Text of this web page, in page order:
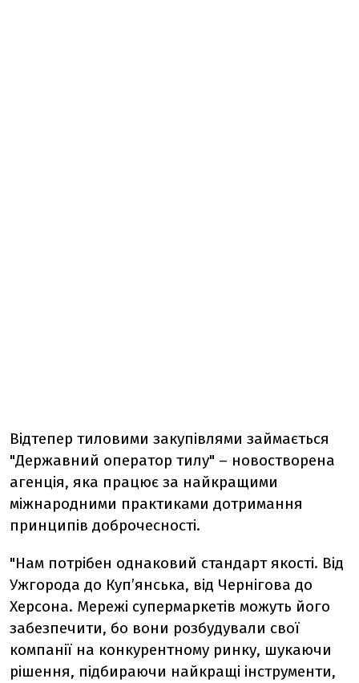
Відтепер тиловими закупівлями займається
"Державний оператор тилу" – новостворена
агенція, яка працює за найкращими
міжнародними практиками дотримання
принципів доброчесності.
"Нам потрібен однаковий стандарт якості. Від
Ужгорода до Купʼянська, від Чернігова до
Херсона. Мережі супермаркетів можуть його
забезпечити, бо вони розбудували свої
компанії на конкурентному ринку, шукаючи
рішення, підбираючи найкращі інструменти,